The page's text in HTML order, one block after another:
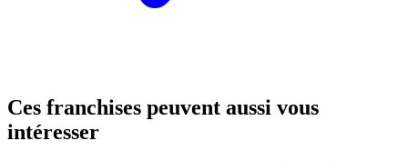
Ces franchises peuvent aussi vous
intéresser